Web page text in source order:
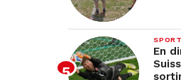
SPORT
En